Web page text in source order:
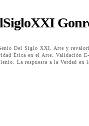
Del Siglo XXI. Arte y
Ética en el Arte. Validación
La respuesta a la Verdad en